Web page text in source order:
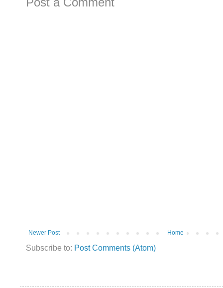
Newer Post Home
Subscribe to: Post Comments (Atom)